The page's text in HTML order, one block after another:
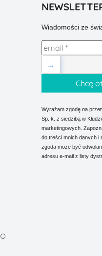
Wiadomości ze
→
Wyrażam zgodę na
Sp. k. z siedzibą w
marketingowych.
do treści moich danych i
zgoda może być
adresu e-mail z listy